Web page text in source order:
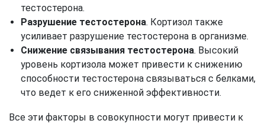
тестостерона.
Разрушение тестостерона. Кортизол также
усиливает разрушение тестостерона в организме.
Снижение связывания тестостерона. Высокий
уровень кортизола может привести к снижению
способности тестостерона связываться с белками,
что ведет к его сниженной эффективности.
Все эти факторы в совокупности могут привести к